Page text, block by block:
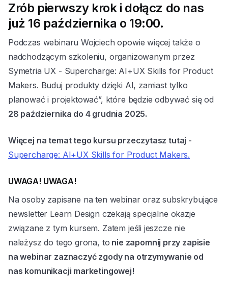
Zrób pierwszy krok i dołącz do nas
już 16 października o 19:00.
Podczas webinaru Wojciech opowie więcej także o
nadchodzącym szkoleniu, organizowanym przez
Symetria UX - Supercharge: AI+UX Skills for Product
Makers. Buduj produkty dzięki AI, zamiast tylko
planować i projektować”, które będzie odbywać się od
28 października do 4 grudnia 2025.
Więcej na temat tego kursu przeczytasz tutaj -
Supercharge: AI+UX Skills for Product Makers.
UWAGA! UWAGA!
Na osoby zapisane na ten webinar oraz subskrybujące
newsletter Learn Design czekają specjalne okazje
związane z tym kursem. Zatem jeśli jeszcze nie
należysz do tego grona, to nie zapomnij przy zapisie
na webinar zaznaczyć zgody na otrzymywanie od
nas komunikacji marketingowej!